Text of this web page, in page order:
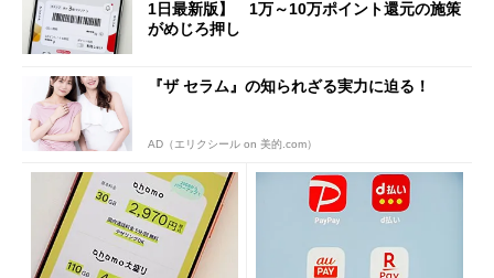
1日最新版】 1万～10万ポイント還元の施策
がめじろ押し
『ザ セラム』の知られざる実力に迫る！
AD（エリクシール on 美的.com）